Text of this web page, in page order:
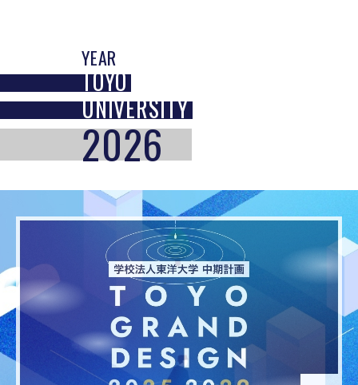
YEAR
TOYO
UNIVERSITY
2026